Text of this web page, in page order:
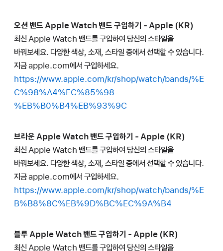
오션 밴드 Apple Watch 밴드 구입하기 - Apple (KR)
최신 Apple Watch 밴드를 구입하여 당신의 스타일을
바꿔보세요. 다양한 색상, 소재, 스타일 중에서 선택할 수 있습니다.
지금 apple.com에서 구입하세요.
https://www.apple.com/kr/shop/watch/bands/%E
C%98%A4%EC%85%98-
%EB%B0%B4%EB%93%9C
브라운 Apple Watch 밴드 구입하기 - Apple (KR)
최신 Apple Watch 밴드를 구입하여 당신의 스타일을
바꿔보세요. 다양한 색상, 소재, 스타일 중에서 선택할 수 있습니다.
지금 apple.com에서 구입하세요.
https://www.apple.com/kr/shop/watch/bands/%E
B%B8%8C%EB%9D%BC%EC%9A%B4
블루 Apple Watch 밴드 구입하기 - Apple (KR)
최신 Apple Watch 밴드를 구입하여 당신의 스타일을